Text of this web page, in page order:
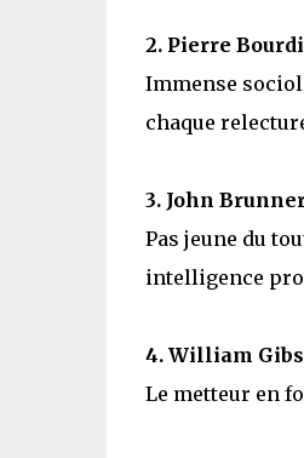
2. Pierre
Immense
chaque
3. John
Pas jeune du
intelligence
4. William
Le metteur en